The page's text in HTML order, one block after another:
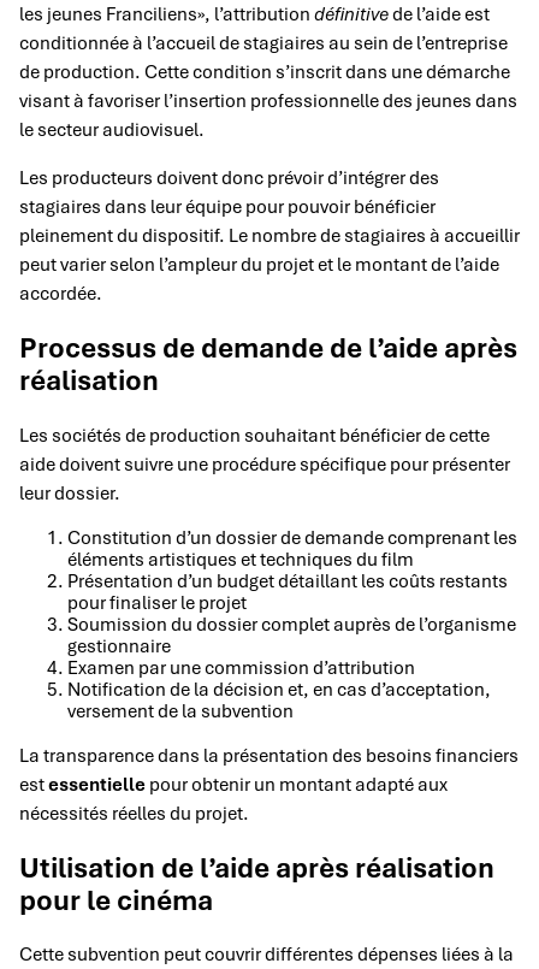
les jeunes Franciliens», l’attribution définitivede l’aide est
conditionnée à l’accueil de stagiaires au sein de l’entreprise
de production. Cette condition s’inscrit dans une démarche
visant à favoriser l’insertion professionnelle des jeunes dans
le secteur audiovisuel.
Les producteurs doivent donc prévoir d’intégrer des
stagiaires dans leur équipe pour pouvoir bénéficier
pleinement du dispositif. Le nombre de stagiaires à accueillir
peut varier selon l’ampleur du projet et le montant de l’aide
accordée.
Processus de demande de l’aide après
réalisation
Les sociétés de production souhaitant bénéficier de cette
aide doivent suivre une procédure spécifique pour présenter
leur dossier.
Constitution d’un dossier de demande comprenant les
éléments artistiques et techniques du film
Présentation d’un budget détaillant les coûts restants
pour finaliser le projet
Soumission du dossier complet auprès de l’organisme
gestionnaire
Examen par une commission d’attribution
Notification de la décision et, en cas d’acceptation,
versement de la subvention
La transparence dans la présentation des besoins financiers
estessentielle pour obtenir un montant adapté aux
nécessités réelles du projet.
Utilisation de l’aide après réalisation
pour le cinéma
Cette subvention peut couvrir différentes dépenses liées à la